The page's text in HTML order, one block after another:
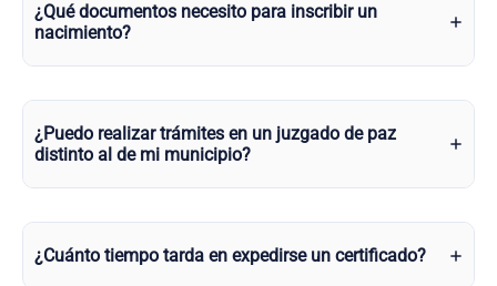
¿Qué documentos necesito para inscribir un
nacimiento?
¿Puedo realizar trámites en un juzgado de paz
distinto al de mi municipio?
¿Cuánto tiempo tarda en expedirse un certificado?